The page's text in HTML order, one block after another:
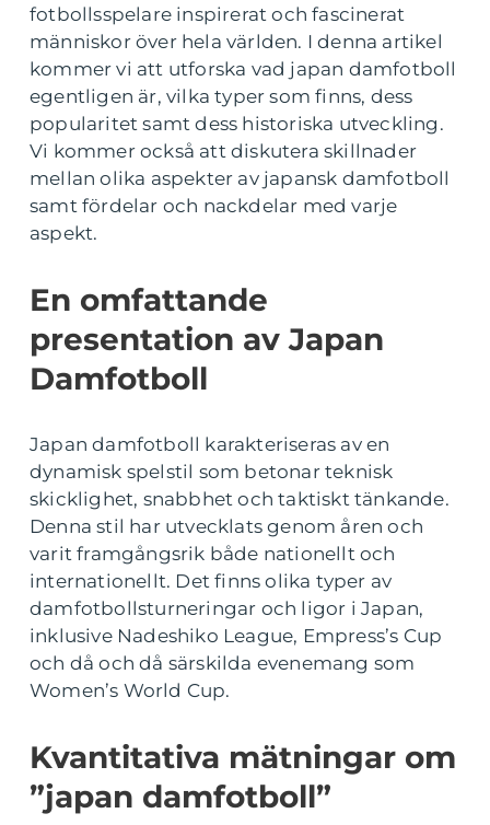
fotbollsspelare inspirerat och fascinerat
människor över hela världen. I denna artikel
kommer vi att utforska vad japan damfotboll
egentligen är, vilka typer som finns, dess
popularitet samt dess historiska utveckling.
Vi kommer också att diskutera skillnader
mellan olika aspekter av japansk damfotboll
samt fördelar och nackdelar med varje
aspekt.
En omfattande
presentation av Japan
Damfotboll
Japan damfotboll karakteriseras av en
dynamisk spelstil som betonar teknisk
skicklighet, snabbhet och taktiskt tänkande.
Denna stil har utvecklats genom åren och
varit framgångsrik både nationellt och
internationellt. Det finns olika typer av
damfotbollsturneringar och ligor i Japan,
inklusive Nadeshiko League, Empress’s Cup
och då och då särskilda evenemang som
Women’s World Cup.
Kvantitativa mätningar om
”japan damfotboll”